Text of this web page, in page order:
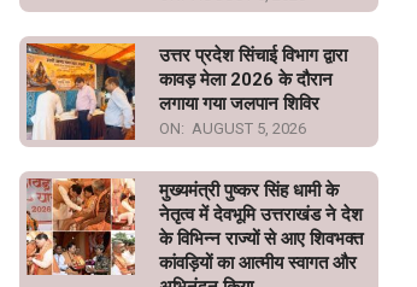
उत्तर प्रदेश सिंचाई विभाग द्वारा
कावड़ मेला 2026 के दौरान
लगाया गया जलपान शिविर
ON: AUGUST 5, 2026
मुख्यमंत्री पुष्कर सिंह धामी के
नेतृत्व में देवभूमि उत्तराखंड ने देश
के विभिन्न राज्यों से आए शिवभक्त
कांवड़ियों का आत्मीय स्वागत और